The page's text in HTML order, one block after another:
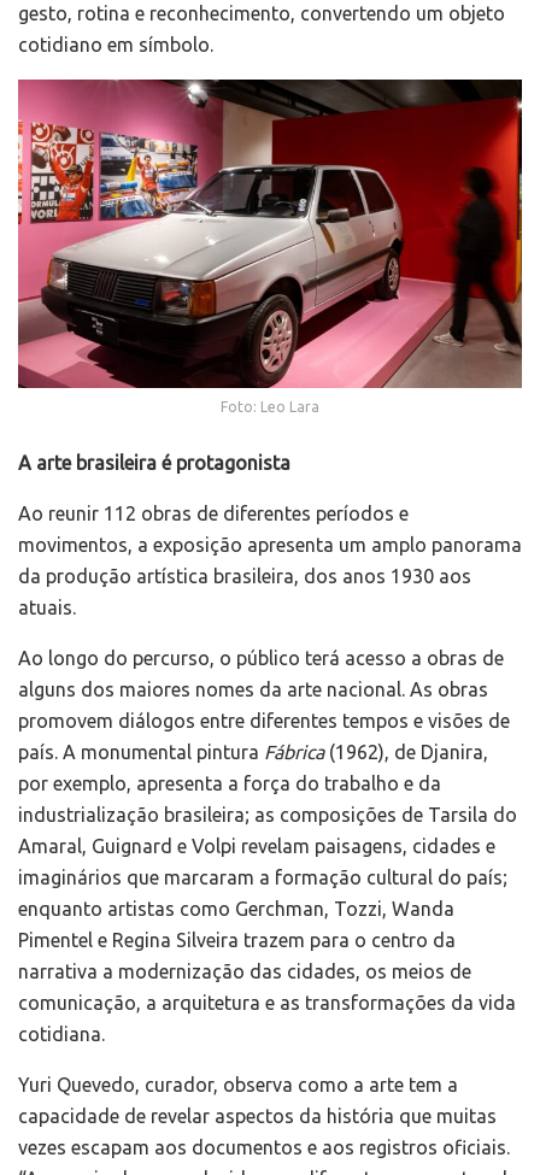
gesto, rotina e reconhecimento, convertendo um objeto
cotidiano em símbolo.
Foto: Leo Lara
A arte brasileira é protagonista
Ao reunir 112 obras de diferentes períodos e
movimentos, a exposição apresenta um amplo panorama
da produção artística brasileira, dos anos 1930 aos
atuais.
Ao longo do percurso, o público terá acesso a obras de
alguns dos maiores nomes da arte nacional. As obras
promovem diálogos entre diferentes tempos e visões de
país. A monumental pintura Fábrica(1962), de Djanira,
por exemplo, apresenta a força do trabalho e da
industrialização brasileira; as composições de Tarsila do
Amaral, Guignard e Volpi revelam paisagens, cidades e
imaginários que marcaram a formação cultural do país;
enquanto artistas como Gerchman, Tozzi, Wanda
Pimentel e Regina Silveira trazem para o centro da
narrativa a modernização das cidades, os meios de
comunicação, a arquitetura e as transformações da vida
cotidiana.
Yuri Quevedo, curador, observa como a arte tem a
capacidade de revelar aspectos da história que muitas
vezes escapam aos documentos e aos registros oficiais.